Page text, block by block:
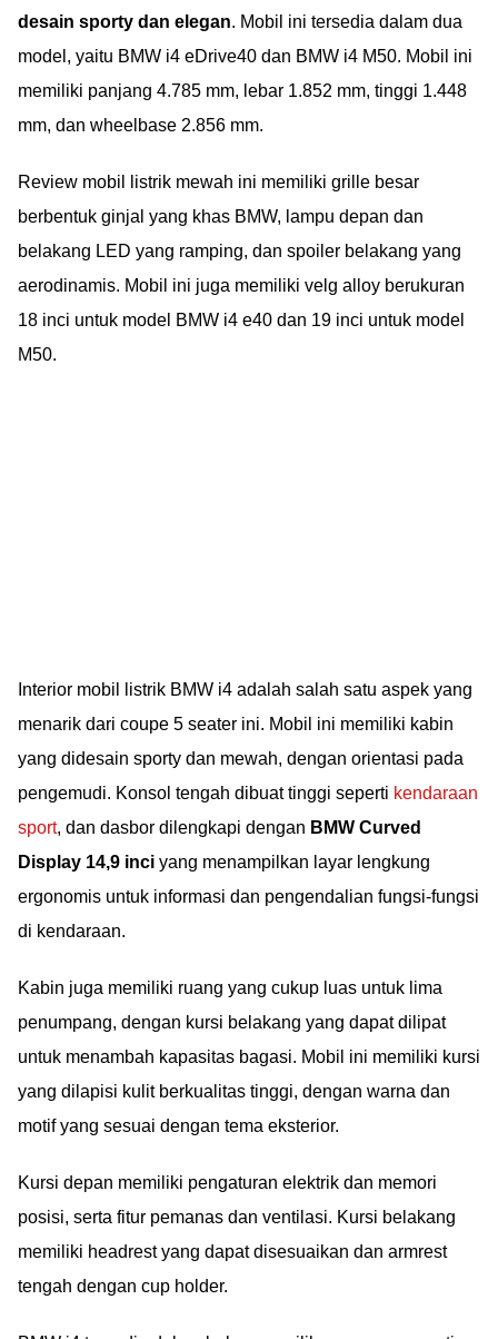
desain sporty dan elegan. Mobil ini tersedia dalam dua
model, yaitu BMW i4 eDrive40 dan BMW i4 M50. Mobil ini
memiliki panjang 4.785 mm, lebar 1.852 mm, tinggi 1.448
mm, dan wheelbase 2.856 mm.
Review mobil listrik mewah ini memiliki grille besar
berbentuk ginjal yang khas BMW, lampu depan dan
belakang LED yang ramping, dan spoiler belakang yang
aerodinamis. Mobil ini juga memiliki velg alloy berukuran
18 inci untuk model BMW i4 e40 dan 19 inci untuk model
M50.
Interior mobil listrik BMW i4 adalah salah satu aspek yang
menarik dari coupe 5 seater ini. Mobil ini memiliki kabin
yang didesain sporty dan mewah, dengan orientasi pada
pengemudi. Konsol tengah dibuat tinggi seperti kendaraan
sport, dan dasbor dilengkapi dengan BMW Curved
Display 14,9 inci yang menampilkan layar lengkung
ergonomis untuk informasi dan pengendalian fungsi-fungsi
di kendaraan.
Kabin juga memiliki ruang yang cukup luas untuk lima
penumpang, dengan kursi belakang yang dapat dilipat
untuk menambah kapasitas bagasi. Mobil ini memiliki kursi
yang dilapisi kulit berkualitas tinggi, dengan warna dan
motif yang sesuai dengan tema eksterior.
Kursi depan memiliki pengaturan elektrik dan memori
posisi, serta fitur pemanas dan ventilasi. Kursi belakang
memiliki headrest yang dapat disesuaikan dan armrest
tengah dengan cup holder.